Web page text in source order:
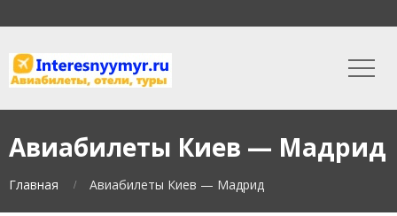
Авиабилеты Киев — Мадрид
Главная Авиабилеты Киев — Мадрид